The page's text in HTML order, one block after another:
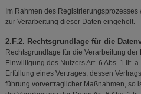
Im Rahmen des
zur Verarbeitung dieser Daten eingeholt.
2.F.2. Rechtsgrundlage für die
Rechtsgrundlage für die Verarbeitung
Einwilligung des Nutzers Art. 6 Abs. 1 lit.
Erfüllung eines Vertrages, dessen
führung vorvertraglicher Maßnahmen, so